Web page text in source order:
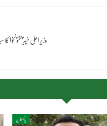
وزیراعلیٰ
پاکستان